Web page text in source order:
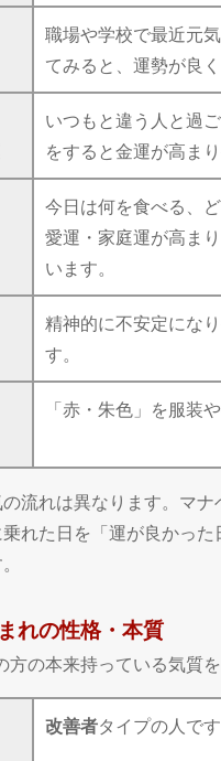
職場や学校で最近元
てみると、運勢が良く
いつもと違う人と過
をすると金運が高ま
今日は何を食べる、
愛運・家庭運が高ま
います。
精神的に不安定にな
す。
「赤・朱色」を服装
流れは異なります。マ
れた日を「運が良かっ
れの性格・本質
方の本来持っている気質
改善者タイプの人です